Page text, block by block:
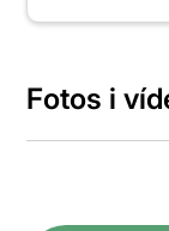
Fotos i